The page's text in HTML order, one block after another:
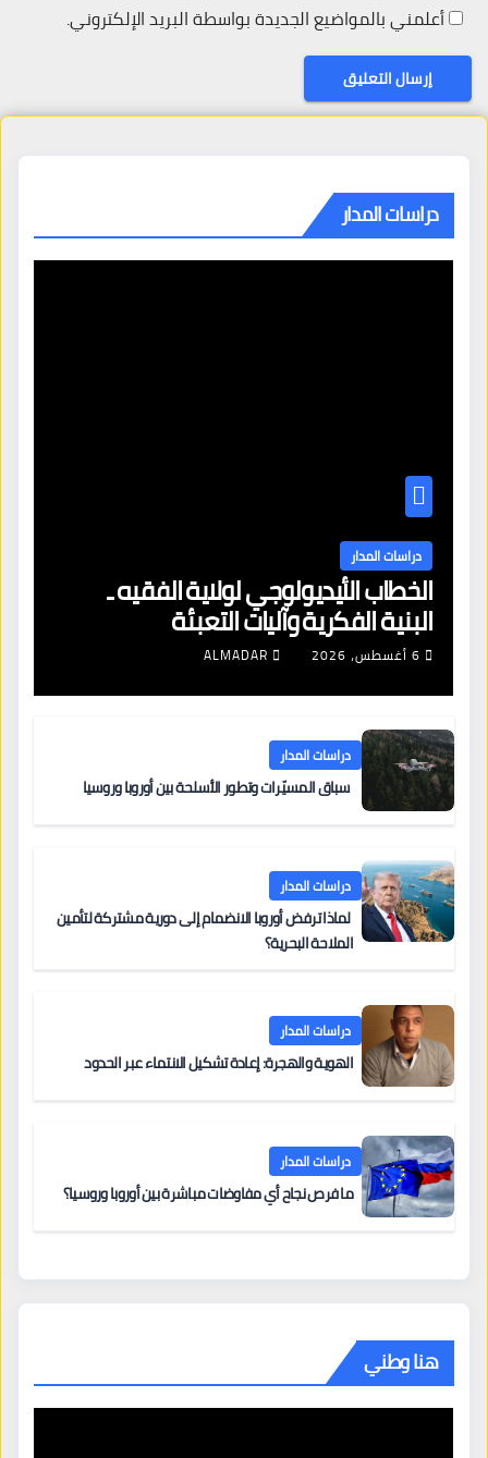
أعلمني بالمواضيع الجديدة بواسطة البريد الإلكتروني.
دراسات المدار
دراسات المدار
الخطاب الأيديولوجي لولاية الفقيه ـ
البنية الفكرية وآليات التعبئة
6 أغسطس، 2026 ALMADAR
دراسات المدار
سباق المسيّرات وتطور الأسلحة بين أوروبا وروسيا
دراسات المدار
لماذا ترفض أوروبا الانضمام إلى دورية مشتركة لتأمين
الملاحة البحرية؟
دراسات المدار
الهوية والهجرة: إعادة تشكيل الانتماء عبر الحدود
دراسات المدار
ما فرص نجاح أي مفاوضات مباشرة بين أوروبا وروسيا؟
هنا وطني